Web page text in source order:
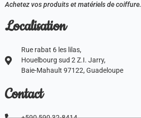
Achetez vos produits et matériels de coiffure.
Localisation
Rue rabat 6 les lilas,
Houelbourg sud 2 Z.I. Jarry,
Baie-Mahault 97122, Guadeloupe
Contact